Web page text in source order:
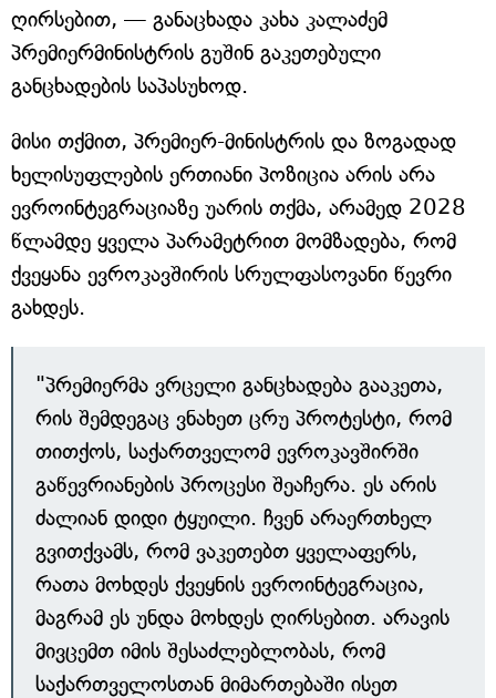
ღირსებით, — განაცხადა კახა კალაძემ
პრემიერმინისტრის გუშინ გაკეთებული
განცხადების საპასუხოდ.
მისი თქმით, პრემიერ-მინისტრის და ზოგადად
ხელისუფლების ერთიანი პოზიცია არის არა
ევროინტეგრაციაზე უარის თქმა, არამედ 2028
წლამდე ყველა პარამეტრით მომზადება, რომ
ქვეყანა ევროკავშირის სრულფასოვანი წევრი
გახდეს.
"პრემიერმა ვრცელი განცხადება გააკეთა,
რის შემდეგაც ვნახეთ ცრუ პროტესტი, რომ
თითქოს, საქართველომ ევროკავშირში
გაწევრიანების პროცესი შეაჩერა. ეს არის
ძალიან დიდი ტყუილი. ჩვენ არაერთხელ
გვითქვამს, რომ ვაკეთებთ ყველაფერს,
რათა მოხდეს ქვეყნის ევროინტეგრაცია,
მაგრამ ეს უნდა მოხდეს ღირსებით. არავის
მივცემთ იმის შესაძლებლობას, რომ
საქართველოსთან მიმართებაში ისეთ